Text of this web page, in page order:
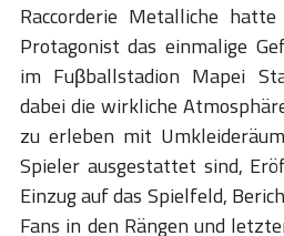
Raccorderie Metalliche
Protagonist das einmalige
im Fuβballstadion Mapei
dabei die wirkliche
zu erleben mit
Spieler ausgestattet sind,
Einzug auf das Spielfeld,
Fans in den Rängen und